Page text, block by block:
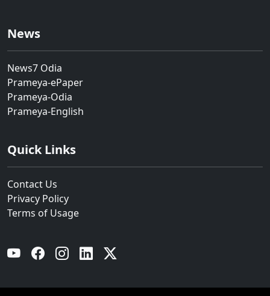
News
News7 Odia
Prameya-ePaper
Prameya-Odia
Prameya-English
Quick Links
Contact Us
Privacy Policy
Terms of Usage
YouTube Facebook Instagram Linkedin